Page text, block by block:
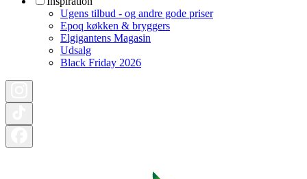
Ugens tilbud - og andre gode priser
Epoq køkken & bryggers
Elgigantens Magasin
Udsalg
Black Friday 2026